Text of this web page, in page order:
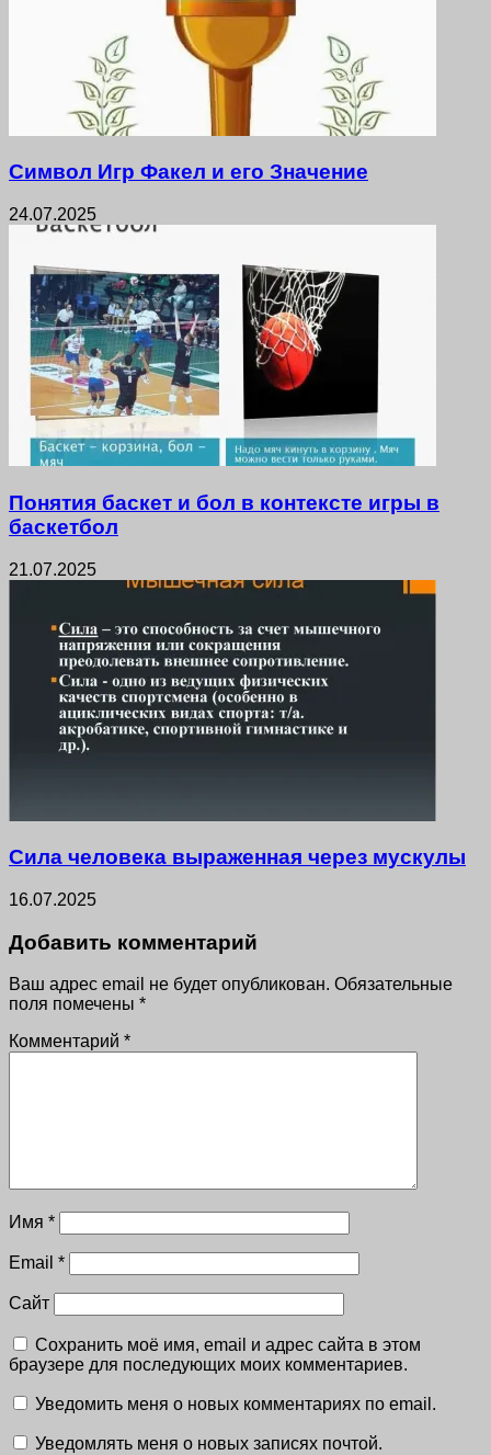
Символ Игр Факел и его Значение
24.07.2025
Понятия баскет и бол в контексте игры в
баскетбол
21.07.2025
Сила человека выраженная через мускулы
16.07.2025
Добавить комментарий
Ваш адрес email не будет опубликован. Обязательные
поля помечены *
Комментарий *
Имя *
Email *
Сайт
Сохранить моё имя, email и адрес сайта в этом
браузере для последующих моих комментариев.
Уведомить меня о новых комментариях по email.
Уведомлять меня о новых записях почтой.